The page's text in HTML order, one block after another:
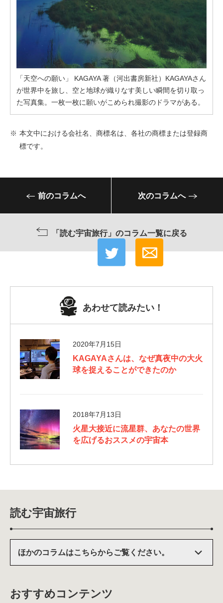
「天空への願い」 KAGAYA 著（河出書房新社）KAGAYAさん
が世界中を旅し、空と地球が織りなす美しい瞬間を切り取っ
た写真集。一枚一枚に願いがこめられ撮影のドラマがある。
※ 本文中における会社名、商標名は、各社の商標または登録商
標です。
前のコラムへ
「読む宇宙旅行」のコラム一覧に戻る
次のコラムへ
あわせて読みたい！
2020年7月15日
KAGAYAさんは、なぜ真夜中の大火
球を捉えることができたのか
2018年7月13日
火星大接近に流星群、あなたの世界
を広げるおススメの宇宙本
読む宇宙旅行
ほかのコラムはこちらからご覧ください。
おすすめコンテンツ